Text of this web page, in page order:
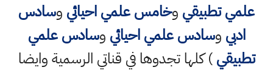
علمي تطبيقي وخامس علمي احيائي وسادس
ادبي وسادس علمي احيائي وسادس علمي
تطبيقي) كلها تجدوها في قناتي الرسمية وايضا